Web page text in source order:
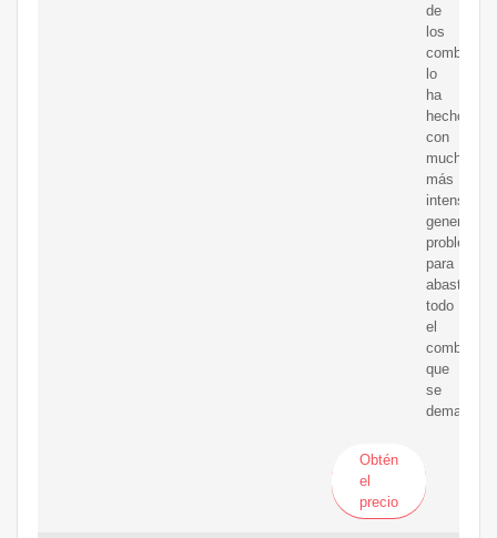
de
los
lo
ha
hecho
con
mucha
más
intensidad,
generando
problemas
para
abastecer
todo
el
que
se
demanda.
Obtén
el
precio